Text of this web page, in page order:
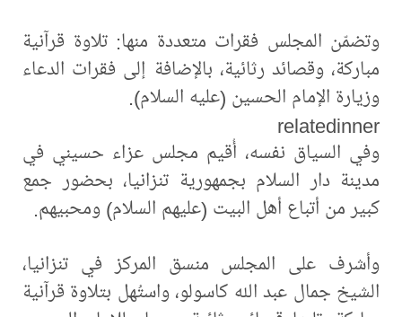
وتضمّن المجلس فقرات متعددة منها: تلاوة قرآنية
مباركة، وقصائد رثائية، بالإضافة إلى فقرات الدعاء
وزيارة الإمام الحسين (عليه السلام).
relatedinner
وفي السياق نفسه، أُقيم مجلس عزاء حسيني في
مدينة دار السلام بجمهورية تنزانيا، بحضور جمع
كبير من أتباع أهل البيت (عليهم السلام) ومحبيهم.
وأشرف على المجلس منسق المركز في تنزانيا،
الشيخ جمال عبد الله كاسولو، واستُهل بتلاوة قرآنية